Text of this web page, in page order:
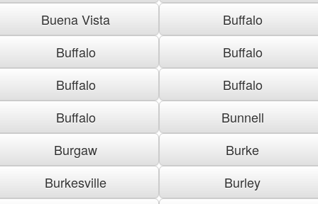
Buena Vista
Buffalo
Buffalo
Buffalo
Buffalo
Buffalo
Buffalo
Bunnell
Burgaw
Burke
Burkesville
Burley